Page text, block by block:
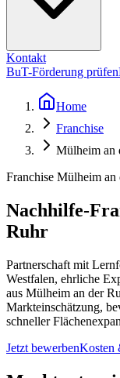
Kontakt
BuT-Förderung prüfen
Home
Franchise
Mülheim an
Franchise Mülheim an
Nachhilfe-
Ruhr
Partnerschaft mit
Westfalen, ehrliche
aus Mülheim an der
Markteinschätzung,
schneller
Jetzt bewerbenKosten